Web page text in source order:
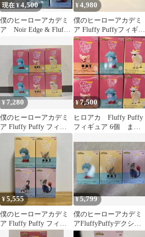
現在 ¥4,500
僕のヒーローアカデミ
ア Noir Edge & Fluffy
¥4,980
僕のヒーローアカデミ
ア Fluffy Puffyフィギュ
ア 3種セット
¥7,280
僕のヒーローアカデミ
ア Fluffy Puffy フィギ
ュア 3種6体セット
¥7,500
ヒロアカ Fluffy Puffy
フィギュア 6個 まと
¥5,555
僕のヒーローアカデミ
ア Fluffy Puffy フィギ
ュア 4種セット
¥5,799
僕のヒーローアカデミ
アFluffyPuffyデクシー
プバクドッグショート